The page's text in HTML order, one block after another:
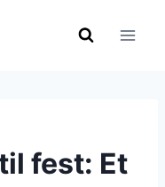
fest: Et